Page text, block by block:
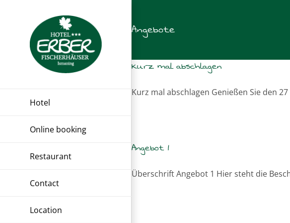
Hotel
Online booking
Restaurant
Contact
Location
Angebote
Kurz mal abschlagen
Kurz mal abschlagen Genießen Sie den
Angebot 1
Überschrift Angebot 1 Hier steht die